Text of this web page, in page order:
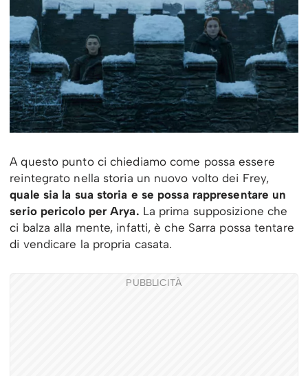
A questo punto ci chiediamo come possa essere
reintegrato nella storia un nuovo volto dei Frey,
quale sia la sua storia e se possa rappresentare un
serio pericolo per Arya. La prima supposizione che
ci balza alla mente, infatti, è che Sarra possa tentare
di vendicare la propria casata.
PUBBLICITÀ